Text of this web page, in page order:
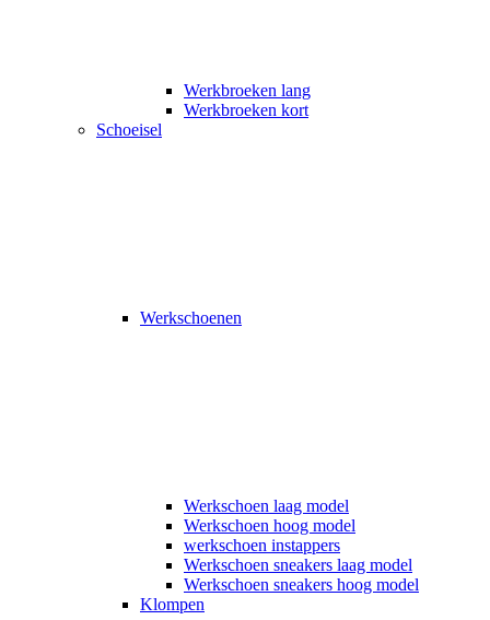
Werkbroeken lang
Werkbroeken kort
Schoeisel
Werkschoenen
Werkschoen laag model
Werkschoen hoog model
werkschoen instappers
Werkschoen sneakers laag model
Werkschoen sneakers hoog model
Klompen